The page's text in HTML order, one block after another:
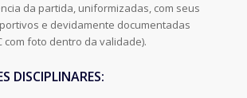
da partida, uniformizadas, com seus
e devidamente documentadas
com foto dentro da validade).
DISCIPLINARES: